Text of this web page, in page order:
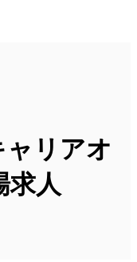
リアオ
求人